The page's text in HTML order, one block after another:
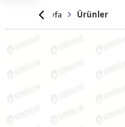
Anasayfa Ürünler